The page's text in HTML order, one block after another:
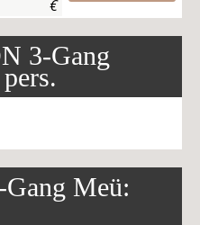
€
3-Gang
Meü: